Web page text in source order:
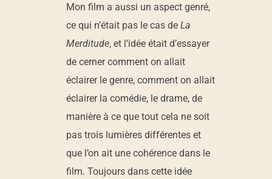
Mon film a aussi un aspect genré,
ce qui n’était pas le cas deLa
Merditude, et l’idée était d’essayer
de cerner comment on allait
éclairer le genre, comment on allait
éclairer la comédie, le drame, de
manière à ce que tout cela ne soit
pas trois lumières différentes et
que l’on ait une cohérence dans le
film. Toujours dans cette idée